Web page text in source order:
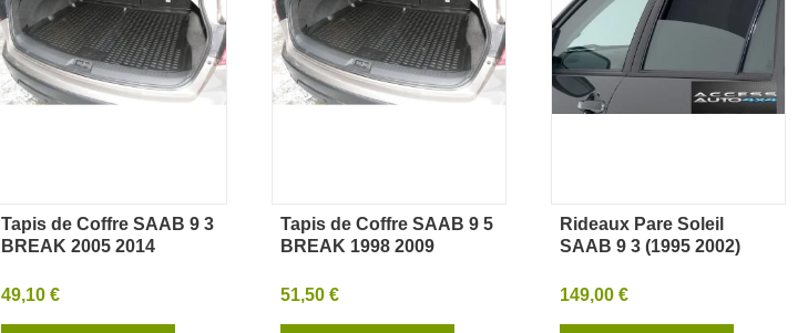
Aperçu rapide
Tapis de Coffre SAAB 9 3
BREAK 2005 2014
49,10 €
Aperçu rapide
Tapis de Coffre SAAB 9 5
BREAK 1998 2009
51,50 €
Aperçu rapide
Rideaux Pare Soleil
SAAB 9 3 (1995 2002)
149,00 €